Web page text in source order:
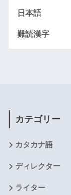
日本語
難読漢字
カテゴリー
カタカナ語
ディレクター
ライター